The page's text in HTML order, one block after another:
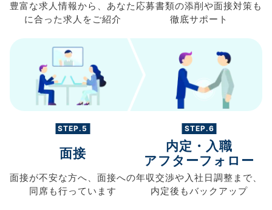
豊富な求人情報から、 あなた
に合った求人を ご紹介
応募書類の添削や面接対策も
徹底サポート
STEP.5
面接
面接が不安な方へ、 面接への
同席も行っています
STEP.6
内定・入職
アフターフォロー
年収交渉や入社日調整まで、
内定後もバックアップ